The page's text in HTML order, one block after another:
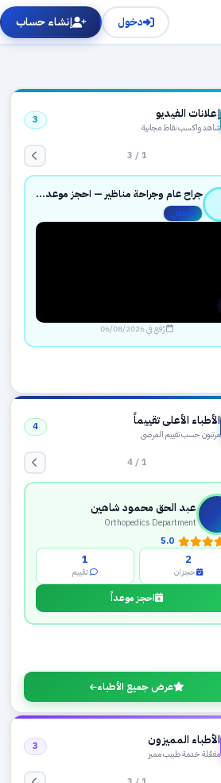
دخول إنشاء حساب
إعلانات الفيديو
شاهد واكسب نقاط مجانية
3
1 / 3
جراح عام وجراحة مناظير — احجز موعدك بثقة عبر حجزك الطبي
مفعّل
رُفع في 06/08/2026
الأطباء الأعلى تقييماً
مرتبون حسب تقييم المرضى
4
1 / 4
عبد الحق محمود شاهين
Orthopedics Department
5.0
2
حجزان
1
تقييم
احجز موعداً
عرض جميع الأطباء
الأطباء المميزون
مفعّلة خدمة طبيب مميز
3